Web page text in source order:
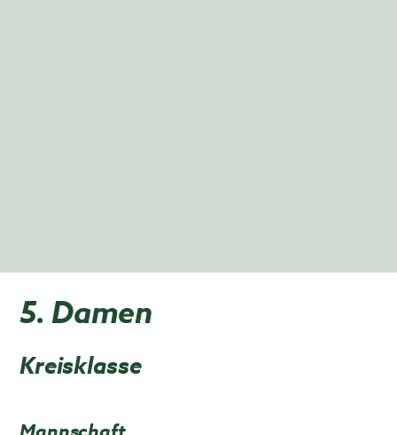
5. Damen
Kreisklasse